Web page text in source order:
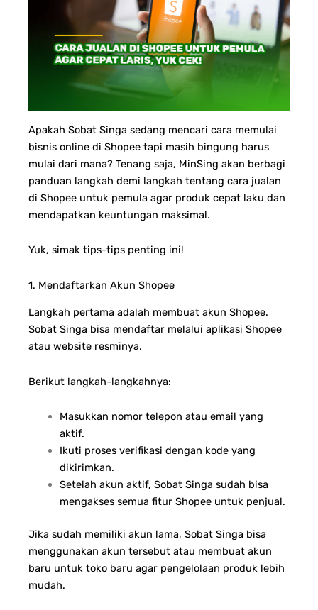
Apakah Sobat Singa sedang mencari cara memulai
bisnis online di Shopee tapi masih bingung harus
mulai dari mana? Tenang saja, MinSing akan berbagi
panduan langkah demi langkah tentang cara jualan
di Shopee untuk pemula agar produk cepat laku dan
mendapatkan keuntungan maksimal.
Yuk, simak tips-tips penting ini!
1. Mendaftarkan Akun Shopee
Langkah pertama adalah membuat akun Shopee.
Sobat Singa bisa mendaftar melalui aplikasi Shopee
atau website resminya.
Berikut langkah-langkahnya:
Masukkan nomor telepon atau email yang
aktif.
Ikuti proses verifikasi dengan kode yang
dikirimkan.
Setelah akun aktif, Sobat Singa sudah bisa
mengakses semua fitur Shopee untuk penjual.
Jika sudah memiliki akun lama, Sobat Singa bisa
menggunakan akun tersebut atau membuat akun
baru untuk toko baru agar pengelolaan produk lebih
mudah.